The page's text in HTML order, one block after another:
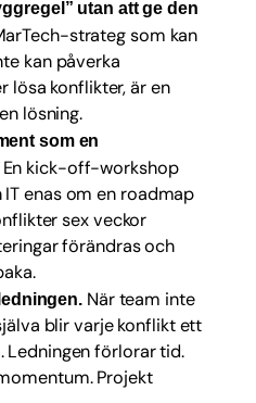
utan att ge den
strateg som kan
kan påverka
lösa konflikter, är en
lösning.
som en
kick-off-workshop
enas om en roadmap
sex veckor
förändras och
När team inte
blir varje konflikt ett
Ledningen förlorar tid.
Projekt